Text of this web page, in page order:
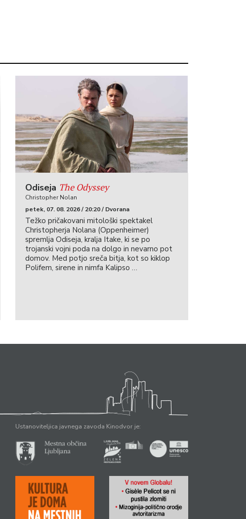
Odiseja The Odyssey
Christopher Nolan
petek, 07. 08. 2026 / 20:20 / Dvorana
Težko pričakovani mitološki spektakel
Christopherja Nolana (Oppenheimer)
spremlja Odiseja, kralja Itake, ki se po
trojanski vojni poda na dolgo in nevarno pot
domov. Med potjo sreča bitja, kot so kiklop
Polifem, sirene in nimfa Kalipso …
Ustanoviteljica javnega zavoda Kinodvor je: